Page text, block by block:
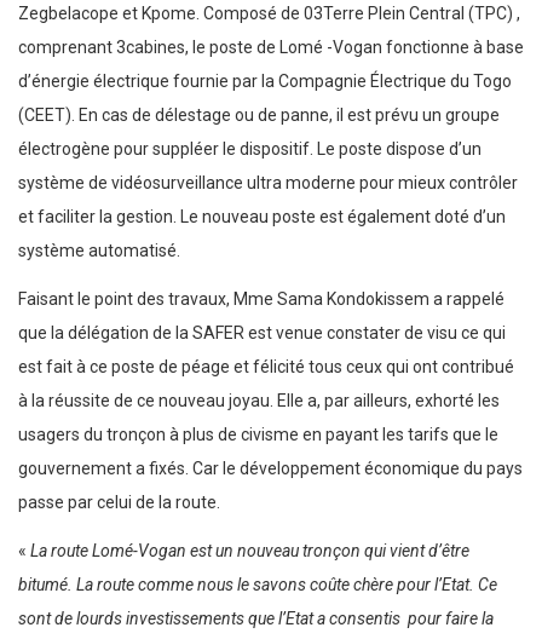
Zegbelacope et Kpome. Composé de 03Terre Plein Central (TPC) ,
comprenant 3cabines, le poste de Lomé -Vogan fonctionne à base
d’énergie électrique fournie par la Compagnie Électrique du Togo
(CEET). En cas de délestage ou de panne, il est prévu un groupe
électrogène pour suppléer le dispositif. Le poste dispose d’un
système de vidéosurveillance ultra moderne pour mieux contrôler
et faciliter la gestion. Le nouveau poste est également doté d’un
système automatisé.
Faisant le point des travaux, Mme Sama Kondokissem a rappelé
que la délégation de la SAFER est venue constater de visu ce qui
est fait à ce poste de péage et félicité tous ceux qui ont contribué
à la réussite de ce nouveau joyau. Elle a, par ailleurs, exhorté les
usagers du tronçon à plus de civisme en payant les tarifs que le
gouvernement a fixés. Car le développement économique du pays
passe par celui de la route.
« La route Lomé-Vogan est un nouveau tronçon qui vient d’être
bitumé. La route comme nous le savons coûte chère pour l’Etat. Ce
sont de lourds investissements que l’Etat a consentis pour faire la